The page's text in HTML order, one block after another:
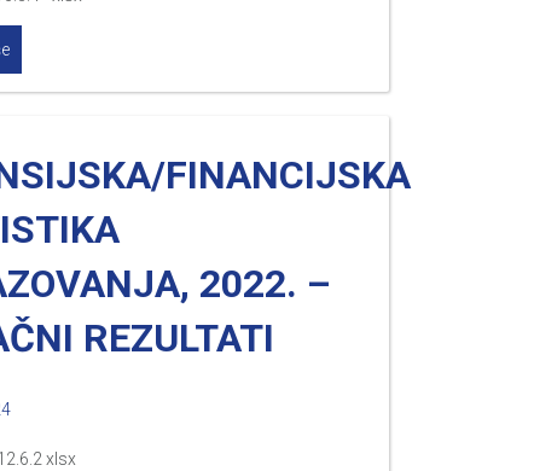
FINANCIJSKA
2022. –
REZULTATI
xlsx